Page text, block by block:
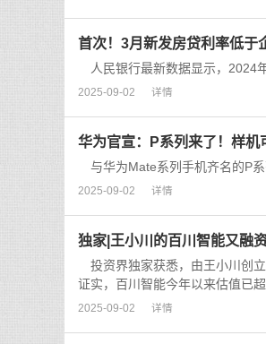
首次！3月新发房贷利率低于
人民银行最新数据显示，2024
2025-09-02 详情
华为官宣：P系列来了！样机
与华为Mate系列手机齐名的P系
2025-09-02 详情
独家|王小川的百川智能又融
投资界独家获悉，由王小川创
证实，百川智能今年以来估值已
2025-09-02 详情